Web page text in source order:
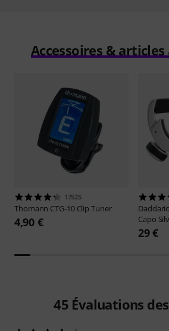
Accessoires &
17525
Thomann CTG-10 Clip Tuner
4,90 €
Daddario
Capo
29 €
45 Évaluations